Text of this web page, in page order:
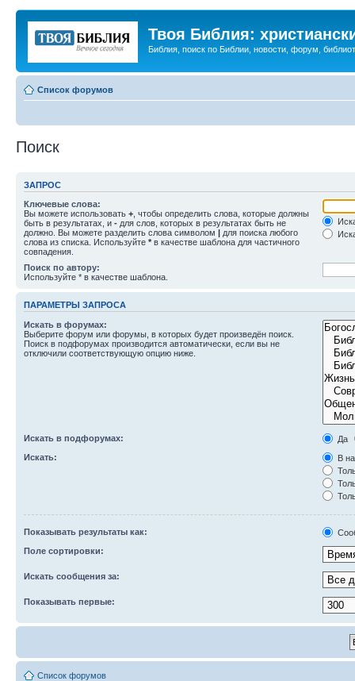
Твоя Библия:
Библия, поиск по Библии, новости, форум,
Список форумов
Поиск
ЗАПРОС
Ключевые слова:
Вы можете использовать + , чтобы определить слова, которые должны
быть в результатах, и - для слов, которых в результатах быть не
должно. Вы можете разделить слова символом | для поиска любого
слова из списка. Используйте * в качестве шаблона для частичного
совпадения.
Поиск по автору:
Используйте * в качестве шаблона.
ПАРАМЕТРЫ ЗАПРОСА
Искать в форумах:
Выберите форум или форумы, в которых будет произведён поиск.
Поиск в подфорумах производится автоматически, если вы не
отключили соответствующую опцию ниже.
Искать в подфорумах:
Да
Искать:
В
Показывать результаты как:
Поле сортировки:
Искать сообщения за:
Показывать первые:
Список форумов